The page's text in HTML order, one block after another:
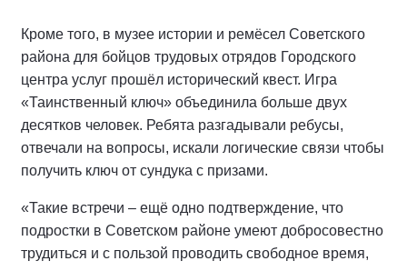
Кроме того, в музее истории и ремёсел Советского
района для бойцов трудовых отрядов Городского
центра услуг прошёл исторический квест. Игра
«Таинственный ключ» объединила больше двух
десятков человек. Ребята разгадывали ребусы,
отвечали на вопросы, искали логические связи чтобы
получить ключ от сундука с призами.
«Такие встречи – ещё одно подтверждение, что
подростки в Советском районе умеют добросовестно
трудиться и с пользой проводить свободное время,